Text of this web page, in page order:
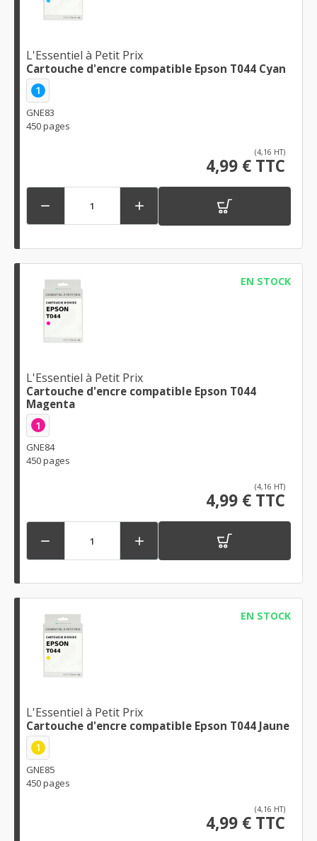
L'Essentiel à Petit Prix
Cartouche d'encre compatible Epson T044 Cyan
1
GNE83
450 pages
(4,16 HT)
4,99 € TTC
 
EN STOCK
L'Essentiel à Petit Prix
Cartouche d'encre compatible Epson T044
Magenta
1
GNE84
450 pages
(4,16 HT)
4,99 € TTC
 
EN STOCK
L'Essentiel à Petit Prix
Cartouche d'encre compatible Epson T044 Jaune
1
GNE85
450 pages
(4,16 HT)
4,99 € TTC